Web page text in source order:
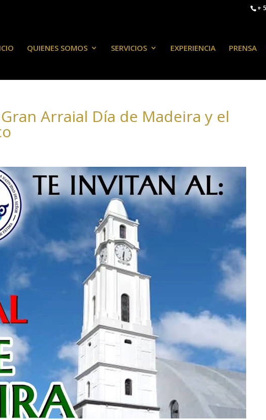
+
QUIENES SOMOS SERVICIOS EXPERIENCIA PRENSA
Arraial Día de Madeira y el